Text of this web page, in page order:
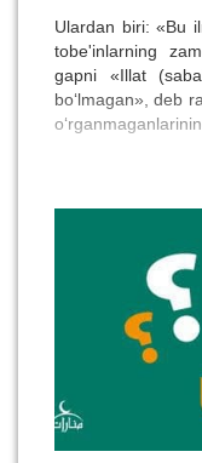
Ulardan biri: «Bu
tobe'inlarning
gapni «Illat
bo‘lmagan», deb